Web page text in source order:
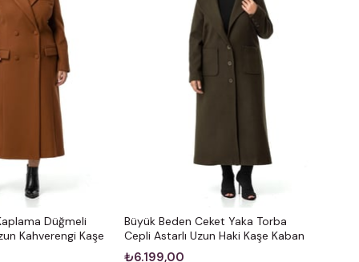
Düğmeli
Kahverengi Kaşe
Büyük Beden Ceket Yaka Torba
Cepli Astarlı Uzun Haki Kaşe Kaban
₺6.199,00